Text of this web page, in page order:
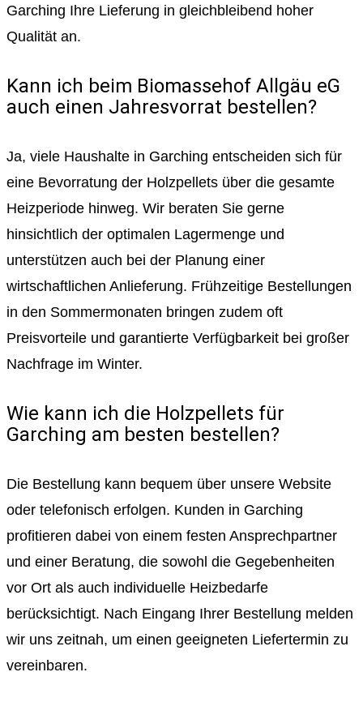
Garching Ihre Lieferung in gleichbleibend hoher
Qualität an.
Kann ich beim Biomassehof Allgäu eG
auch einen Jahresvorrat bestellen?
Ja, viele Haushalte in Garching entscheiden sich für
eine Bevorratung der Holzpellets über die gesamte
Heizperiode hinweg. Wir beraten Sie gerne
hinsichtlich der optimalen Lagermenge und
unterstützen auch bei der Planung einer
wirtschaftlichen Anlieferung. Frühzeitige Bestellungen
in den Sommermonaten bringen zudem oft
Preisvorteile und garantierte Verfügbarkeit bei großer
Nachfrage im Winter.
Wie kann ich die Holzpellets für
Garching am besten bestellen?
Die Bestellung kann bequem über unsere Website
oder telefonisch erfolgen. Kunden in Garching
profitieren dabei von einem festen Ansprechpartner
und einer Beratung, die sowohl die Gegebenheiten
vor Ort als auch individuelle Heizbedarfe
berücksichtigt. Nach Eingang Ihrer Bestellung melden
wir uns zeitnah, um einen geeigneten Liefertermin zu
vereinbaren.